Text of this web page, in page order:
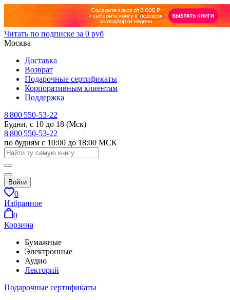
Читать по подписке за 0 руб
Москва
Доставка
Возврат
Подарочные сертификаты
Корпоративным клиентам
Поддержка
8 800 550-53-22
Будни, с 10 до 18 (Мск)
8 800 550-53-22
по будням с 10:00 до 18:00 МСК
Войти
0
Избранное
0
Корзина
Бумажные
Электронные
Аудио
Лекторий
Подарочные сертификаты